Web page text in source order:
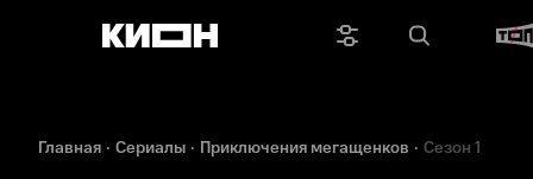
Главная Сериалы Приключения мегащенков Сезон 1